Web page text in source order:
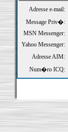
Adresse e-mail:
Message Priv�:
MSN Messenger:
Yahoo Messenger:
Adresse AIM:
Num�ro ICQ: